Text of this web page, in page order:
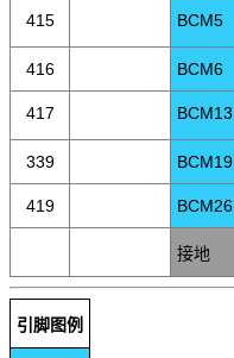
415 BCM5
416 BCM6
417 BCM13
339 BCM19
419 BCM26
接地
引脚图例